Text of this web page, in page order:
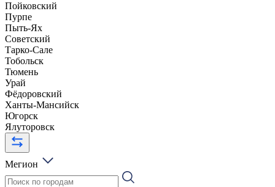
Пойковский
Пурпе
Пыть-Ях
Советский
Тарко-Сале
Тобольск
Тюмень
Урай
Фёдоровский
Ханты-Мансийск
Югорск
Ялуторовск
Мегион